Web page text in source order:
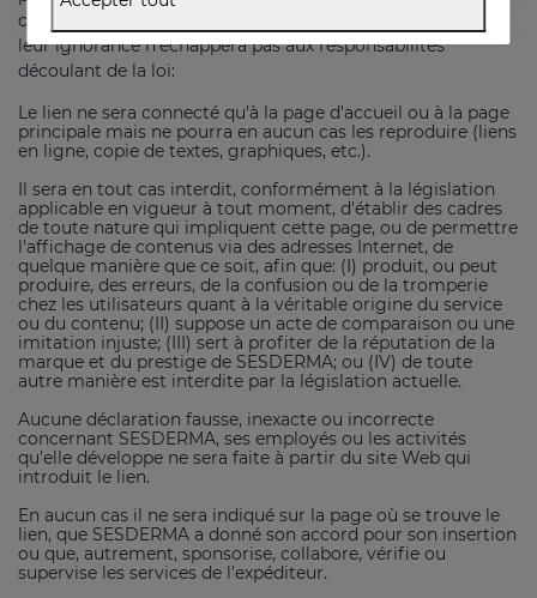
conditions détaillées dans ce document. Même
leur ignorance n'échappera pas aux responsabilités
découlant de la loi:
Le lien ne sera connecté qu'à la page d'accueil ou à la page
principale mais ne pourra en aucun cas les reproduire (liens
en ligne, copie de textes, graphiques, etc.).
Il sera en tout cas interdit, conformément à la législation
applicable en vigueur à tout moment, d'établir des cadres
de toute nature qui impliquent cette page, ou de permettre
l'affichage de contenus via des adresses Internet, de
quelque manière que ce soit, afin que: (I) produit, ou peut
produire, des erreurs, de la confusion ou de la tromperie
chez les utilisateurs quant à la véritable origine du service
ou du contenu; (II) suppose un acte de comparaison ou une
imitation injuste; (III) sert à profiter de la réputation de la
marque et du prestige de SESDERMA; ou (IV) de toute
autre manière est interdite par la législation actuelle.
Aucune déclaration fausse, inexacte ou incorrecte
concernant SESDERMA, ses employés ou les activités
qu'elle développe ne sera faite à partir du site Web qui
introduit le lien.
En aucun cas il ne sera indiqué sur la page où se trouve le
lien, que SESDERMA a donné son accord pour son insertion
ou que, autrement, sponsorise, collabore, vérifie ou
supervise les services de l'expéditeur.